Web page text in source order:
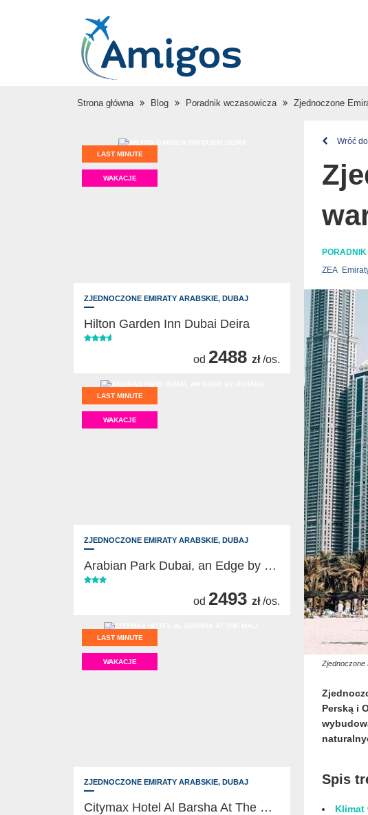
Strona główna Blog Poradnik wczasowicza Zjednoczone
Wróć
ZEA
Zjednoczone
Perską i
Spis
Klimat
LAST MINUTE
WAKACJE
ZJEDNOCZONE EMIRATY ARABSKIE, DUBAJ
Hilton Garden Inn Dubai Deira
od 2488 zł /os.
LAST MINUTE
WAKACJE
ZJEDNOCZONE EMIRATY ARABSKIE, DUBAJ
Arabian Park Dubai, an Edge by Rotana
od 2493 zł /os.
LAST MINUTE
WAKACJE
ZJEDNOCZONE EMIRATY ARABSKIE, DUBAJ
Citymax Hotel Al Barsha At The Mall